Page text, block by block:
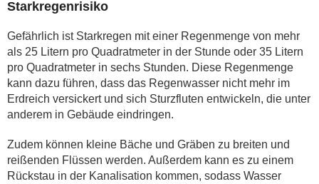
Starkregenrisiko
Gefährlich ist Starkregen mit einer Regenmenge von mehr
als 25 Litern pro Quadratmeter in der Stunde oder 35 Litern
pro Quadratmeter in sechs Stunden. Diese Regenmenge
kann dazu führen, dass das Regenwasser nicht mehr im
Erdreich versickert und sich Sturzfluten entwickeln, die unter
anderem in Gebäude eindringen.
Zudem können kleine Bäche und Gräben zu breiten und
reißenden Flüssen werden. Außerdem kann es zu einem
Rückstau in der Kanalisation kommen, sodass Wasser